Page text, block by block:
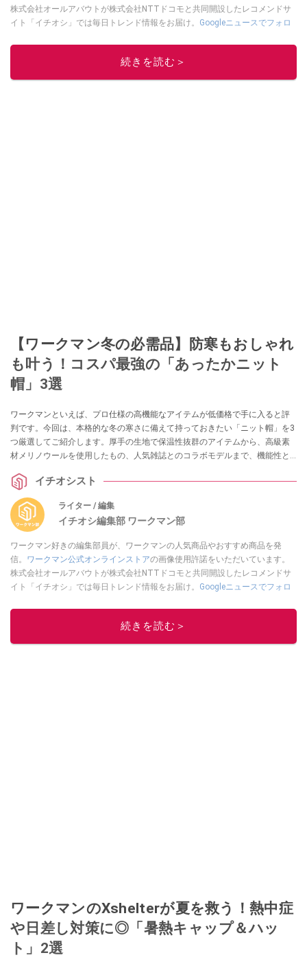
株式会社オールアバウトが株式会社NTTドコモと共同開設したレコメンドサ
イト「イチオシ」では毎日トレンド情報をお届け。 Googleニュースでフォロ
このイチオシストの他の記事を読む
続きを読む＞
【ワークマン冬の必需品】防寒もおしゃれ
も叶う！コスパ最強の「あったかニット
帽」3選
ワークマンといえば、プロ仕様の高機能なアイテムが低価格で手に入ると評
判です。今回は、本格的な冬の寒さに備えて持っておきたい「ニット帽」を3
つ厳選してご紹介します。厚手の生地で保温性抜群のアイテムから、高級素
材メリノウールを使用したもの、人気雑誌とのコラボモデルまで、機能性と
イチオシスト
ライター / 編集
イチオシ編集部 ワークマン部
ワークマン好きの編集部員が、ワークマンの人気商品やおすすめ商品を発
信。 ワークマン公式オンラインストアの画像使用許諾をいただいています。
株式会社オールアバウトが株式会社NTTドコモと共同開設したレコメンドサ
イト「イチオシ」では毎日トレンド情報をお届け。 Googleニュースでフォロ
このイチオシストの他の記事を読む
続きを読む＞
ワークマンのXshelterが夏を救う！熱中症
や日差し対策に◎「暑熱キャップ＆ハッ
ト」2選